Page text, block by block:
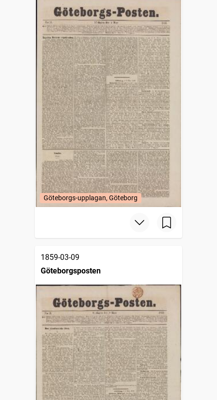
Göteborgs-upplagan, Göteborg
1859-03-09
Göteborgsposten